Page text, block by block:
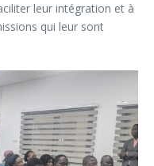
leur intégration et à
qui leur sont